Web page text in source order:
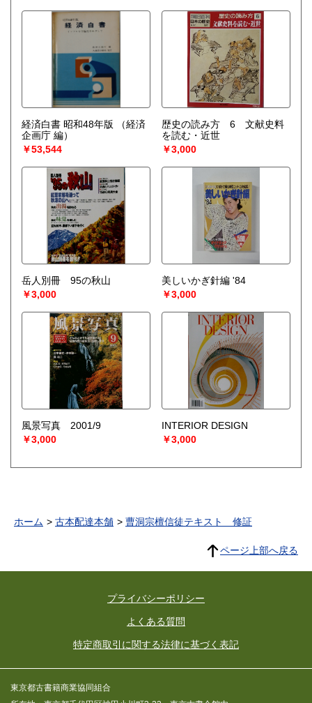
経済白書 昭和48年版
（経済
企画庁 編）
￥53,544
歴史の読み方 6 文献史料
を読む・近世
￥3,000
岳人別冊 95の秋山
￥3,000
美しいかぎ針編 '84
￥3,000
風景写真 2001/9
￥3,000
INTERIOR DESIGN
￥3,000
ホーム 古本配達本舗 曹洞宗檀信徒テキスト 修証
ページ上部へ戻る
プライバシーポリシー
よくある質問
特定商取引に関する法律に基づく表記
東京都古書籍商業協同組合